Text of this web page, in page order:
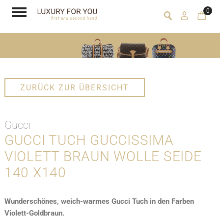
0
ZURÜCK ZUR ÜBERSICHT
Gucci
GUCCI TUCH GUCCISSIMA
VIOLETT BRAUN WOLLE SEIDE
140 X140
Wunderschönes, weich-warmes Gucci Tuch in den Farben
Violett-Goldbraun.